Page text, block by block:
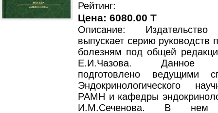
Рейтинг:
Цена: 6080.00 T
Описание:
выпускает серию руководств
болезням под общей
Е.И.Чазова. Данное
подготовлено ведущими
Эндокринологического
РАМН и кафедры
И.М.Сеченова. В нем